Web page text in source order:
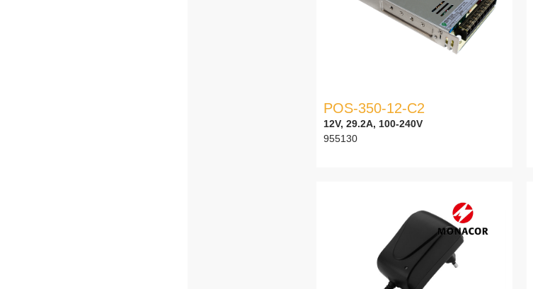
POS-350-12-C2
12V, 29.2A, 100-240V
955130